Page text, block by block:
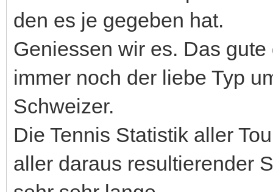
den es je gegeben hat.
Geniessen wir es. Das
immer noch der liebe Typ
Schweizer.
Die Tennis Statistik aller
aller daraus resultierender